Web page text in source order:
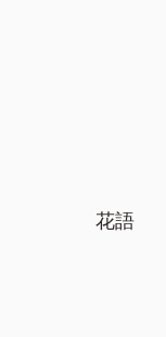
花語